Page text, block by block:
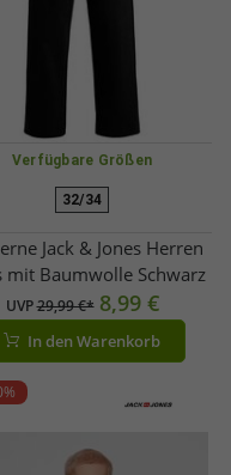
Verfügbare Größen
32/34
Jack & Jones Herren
mit Baumwolle Schwarz
UVP29,99 €* 8,99 €
In den Warenkorb